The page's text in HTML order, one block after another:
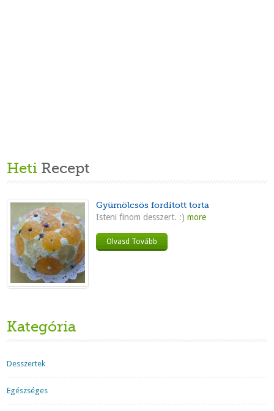
Heti Recept
Gyümölcsös fordított torta
Isteni finom desszert. :) more
Olvasd Tovább
Kategória
Desszertek
Egészséges